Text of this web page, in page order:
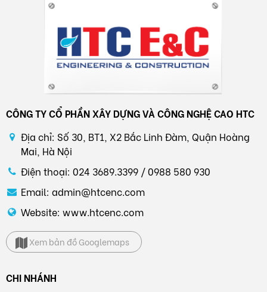
CÔNG TY CỔ PHẦN XÂY DỰNG VÀ CÔNG NGHỆ CAO HTC
Địa chỉ: Số 30, BT1, X2 Bắc Linh Đàm, Quận Hoàng
Mai, Hà Nội
Điện thoại: 024 3689.3399 / 0988 580 930
Email: admin@htcenc.com
Website: www.htcenc.com
Xem bản đồ Googlemaps
CHI NHÁNH